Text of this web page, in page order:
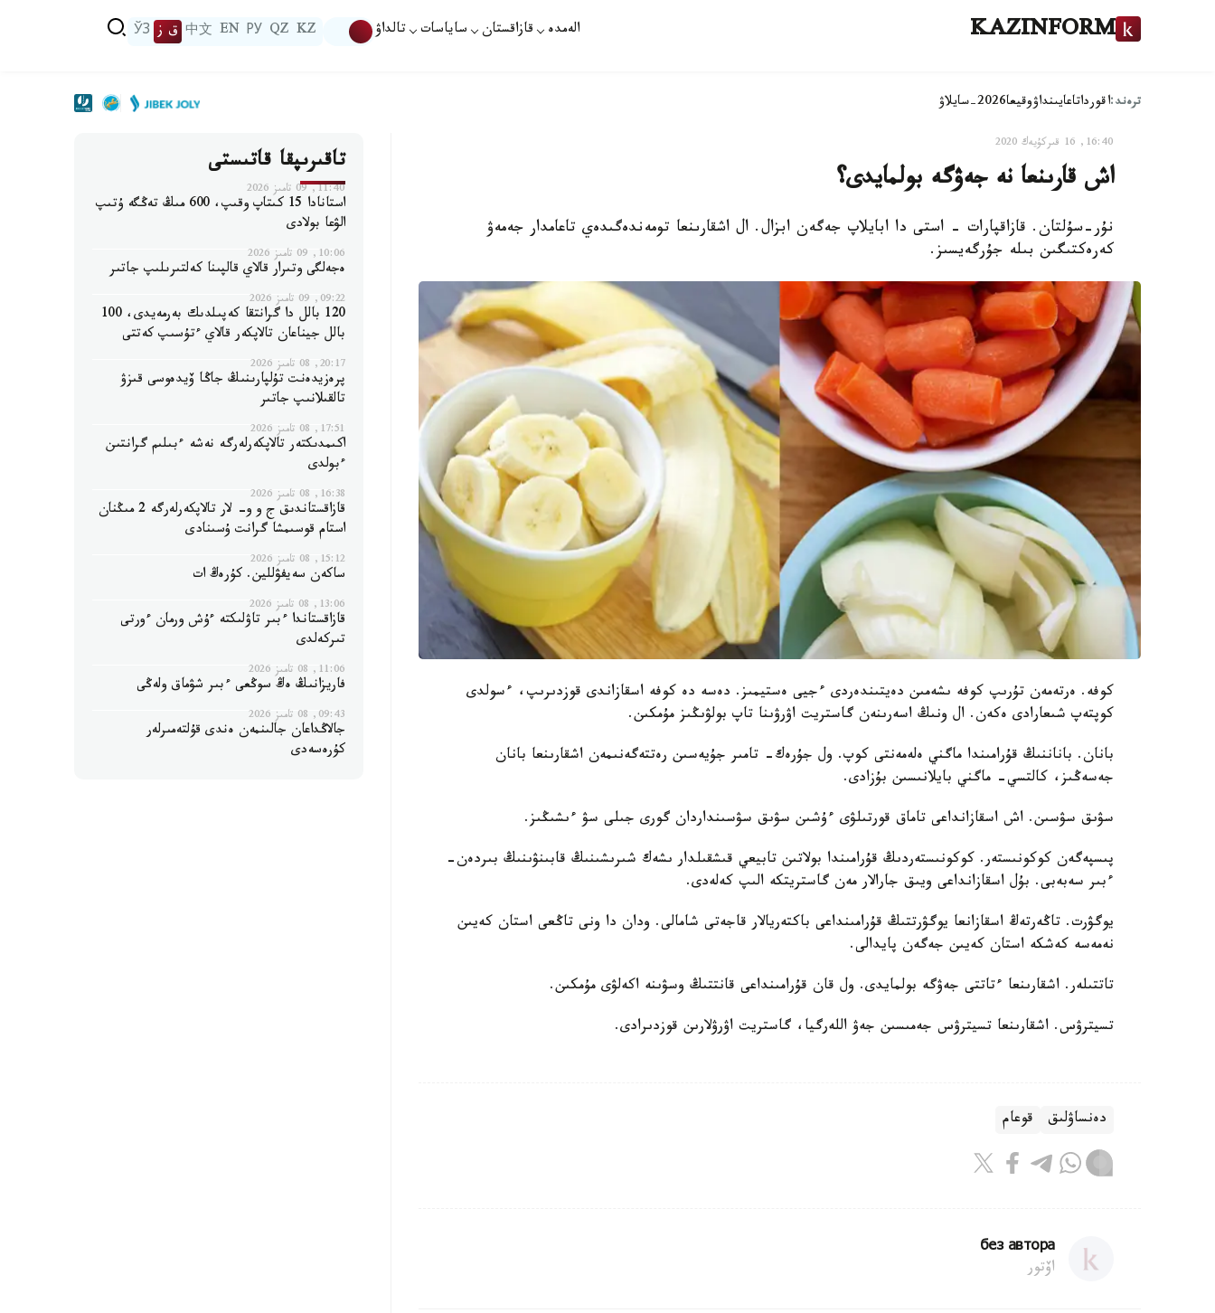
KAZINFORM الەمدە قازاقستان ساياسات تالداۋ KZ
QZ
РУ
EN
中文 ق ز ЎЗ
ترەند:اقورداتاعايىنداۋوقيعا2026-سايلاۋ
16:40, 16 قىركۇيەك 2020
اش قارىنعا نە جەۋگە بولمايدى؟
نۇر-سۇلتان. قازاقپارات - استى دا ابايلاپ جەگەن ابزال. ال اشقارىنعا تومەندەگىدەي تاعامدار جەمەۋ
كەرەكتىگىن بىلە جۇرگەيسىز.
كوفە. ەرتەمەن تۇرىپ كوفە ىشەمىن دەيتىندەردى ءجيى ەستيمىز. دەسە دە كوفە اسقازاندى قوزدىرىپ، ءسولدى
كوپتەپ شىعارادى ەكەن. ال ونىڭ اسەرىنەن گاستريت اۋرۋىنا تاپ بولۋىڭىز مۇمكىن.
بانان. باناننىڭ قۇرامىندا ماگني ەلەمەنتى كوپ. ول جۇرەك- تامىر جۇيەسىن رەتتەگەنىمەن اشقارىنعا بانان
جەسەڭىز، كالتسي- ماگني بايلانىسىن بۇزادى.
سۋىق سۋسىن. اش اسقازانداعى تاماق قورتىلۋى ءۇشىن سۋىق سۋسىنداردان گورى جىلى سۋ ءىشىڭىز.
پىسپەگەن كوكونىستەر. كوكونىستەردىڭ قۇرامىندا بولاتىن تابيعي قىشقىلدار ىشەك شىرىشىنىڭ قابىنۋىنىڭ بىردەن-
ءبىر سەبەبى. بۇل اسقازانداعى ويىق جارالار مەن گاستريتكە الىپ كەلەدى.
يوگۋرت. تاڭەرتەڭ اسقازانعا يوگۋرتتىڭ قۇرامىنداعى باكتەريالار قاجەتى شامالى. ودان دا ونى تاڭعى استان كەيىن
نەمەسە كەشكە استان كەيىن جەگەن پايدالى.
تاتتىلەر. اشقارىنعا ءتاتتى جەۋگە بولمايدى. ول قان قۇرامىنداعى قانتتىڭ وسۋىنە اكەلۋى مۇمكىن.
تسيترۋس. اشقارىنعا تسيترۋس جەمىسىن جەۋ اللەرگيا، گاستريت اۋرۋلارىن قوزدىرادى.
دەنساۋلىق قوعام
без автора
اۆتور
تاقىرىپقا قاتىستى
11:40, 09 تامىز 2026
استانادا 15 كىتاپ وقىپ، 600 مىڭ تەڭگە ۇتىپ
الۋعا بولادى
10:06, 09 تامىز 2026
ەجەلگى وتىرار قالاي قالپىنا كەلتىرىلىپ جاتىر
09:22, 09 تامىز 2026
120 بالل دا گرانتقا كەپىلدىك بەرمەيدى، 100
بالل جيناعان تالاپكەر قالاي ءتۇسىپ كەتتى
20:17, 08 تامىز 2026
پرەزيدەنت تۇلپارىنىڭ جاڭا ۆيدەوسى قىزۋ
تالقىلانىپ جاتىر
17:51, 08 تامىز 2026
اكىمدىكتەر تالاپكەرلەرگە نەشە ءبىلىم گرانتىن
ءبولدى
16:38, 08 تامىز 2026
قازاقستاندىق ج و و- لار تالاپكەرلەرگە 2 مىڭنان
استام قوسىمشا گرانت ۇسىنادى
15:12, 08 تامىز 2026
ساكەن سەيفۋللين. كۇرەڭ ات
13:06, 08 تامىز 2026
قازاقستاندا ءبىر تاۋلىكتە ءۇش ورمان ءورتى
تىركەلدى
11:06, 08 تامىز 2026
فاريزانىڭ ەڭ سوڭعى ءبىر شۋماق ولەڭى
09:43, 08 تامىز 2026
جالاڭداعان جالىنمەن ەندى قۇلتەمىرلەر
كۇرەسەدى